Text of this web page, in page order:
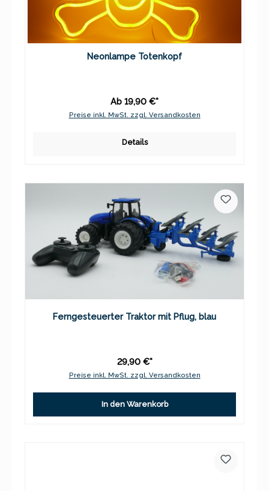
Neonlampe Totenkopf
Ab 19,90 €*
Preise inkl. MwSt. zzgl. Versandkosten
Details
Ferngesteuerter Traktor mit Pflug, blau
29,90 €*
Preise inkl. MwSt. zzgl. Versandkosten
In den Warenkorb